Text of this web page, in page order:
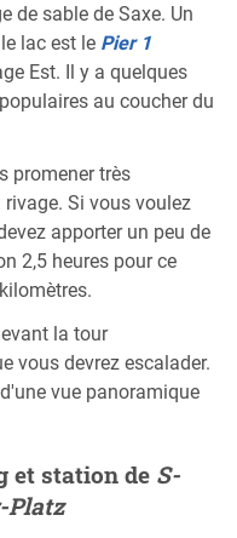
de sable de Saxe. Un
lac est le Pier 1
Est. Il y a quelques
au coucher du
promener très
Si vous voulez
apporter un peu de
2,5 heures pour ce
la tour
vous devrez escalader.
vue panoramique
et station de S-
Platz